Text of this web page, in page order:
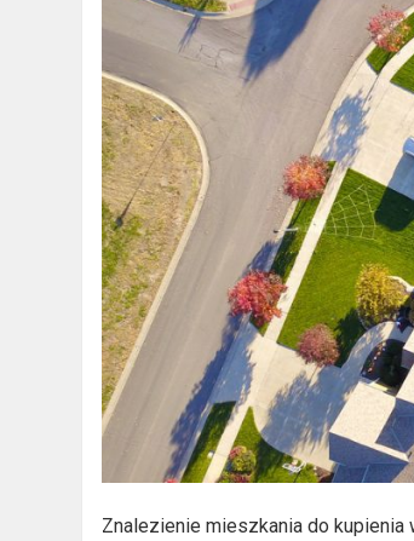
Znalezienie mieszkania do kupienia